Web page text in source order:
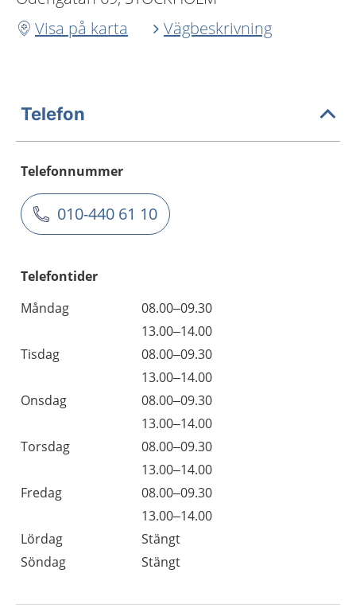
Visa på karta
Vägbeskrivning
Telefon
Telefonnummer
010-440 61 10
Telefontider
Måndag
08.00–09.30
13.00–14.00
Tisdag
08.00–09.30
13.00–14.00
Onsdag
08.00–09.30
13.00–14.00
Torsdag
08.00–09.30
13.00–14.00
Fredag
08.00–09.30
13.00–14.00
Lördag
Stängt
Söndag
Stängt